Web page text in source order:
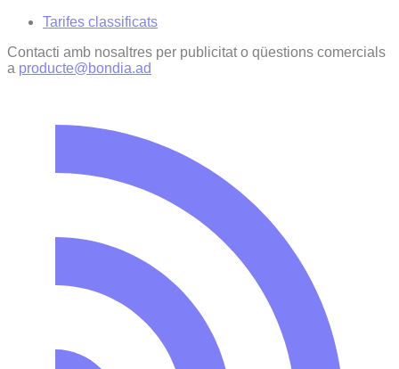
Tarifes classificats
Contacti amb nosaltres per publicitat o qüestions comercials
a producte@bondia.ad